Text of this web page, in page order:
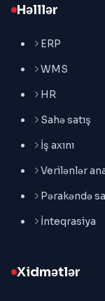
Həlllər
ERP
WMS
HR
Sahə satış
İş axını
Verilənlər
Pərakəndə
İnteqrasiya
Xidmətlər